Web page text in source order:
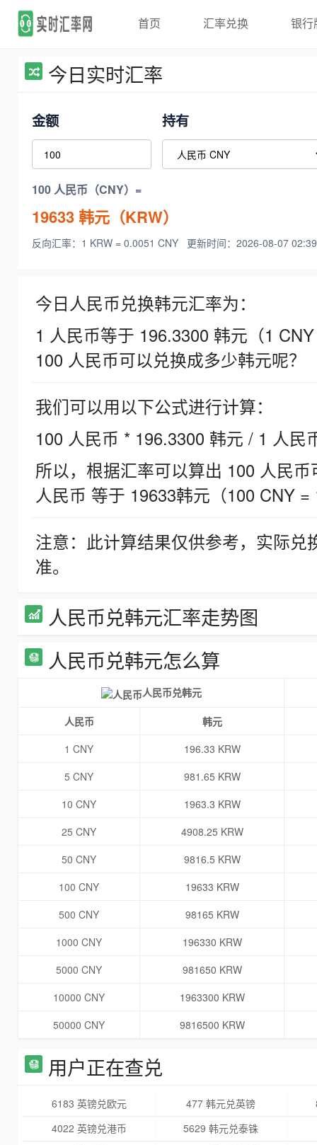
首页 汇率兑换 银行
今日实时汇率
金额 持有
100 人民币（CNY）=
19633韩元（KRW）
反向汇率：1 KRW = 0.0051 CNY 更新时间：2026-08-07
今日人民币兑换韩元汇率为：
1 人民币等于 196.3300 韩元（1
100 人民币可以兑换成多少韩元呢？
我们可以用以下公式进行计算：
100 人民币 * 196.3300 韩元 / 1 人民
所以，根据汇率可以算出 100 人民
人民币 等于 19633韩元（100 CNY =
注意：此计算结果仅供参考，实际
准。
人民币兑韩元汇率走势图
人民币兑韩元怎么算
人民币兑韩元
人民币
韩元
1 CNY
196.33 KRW
5 CNY
981.65 KRW
10 CNY
1963.3 KRW
25 CNY
4908.25 KRW
50 CNY
9816.5 KRW
100 CNY
19633 KRW
500 CNY
98165 KRW
1000 CNY
196330 KRW
5000 CNY
981650 KRW
10000 CNY
1963300 KRW
50000 CNY
9816500 KRW
用户正在查兑
6183 英镑兑欧元 477 韩元兑英镑
4022 英镑兑港币
5629 韩元兑泰铢